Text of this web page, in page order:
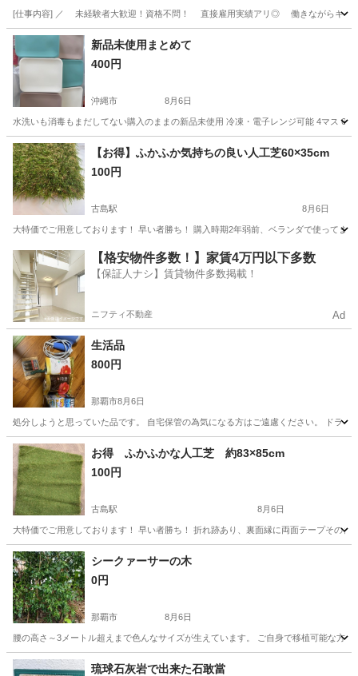
[仕事内容] ／ 未経験者大歓迎！資格不問！ 直接雇用実績アリ◎ 働きながらキャリ
沖縄 那覇市 工場
新品未使用まとめて
400円
沖縄市 8月6日
水洗いも消毒もまだしてない購入のままの新品未使用 冷凍・電子レンジ可能 4マス 6
沖縄 沖縄市 生活雑貨 新品
【お得】ふかふか気持ちの良い人工芝60×35cm
100円
古島駅 8月6日
大特価でご用意しております！ 早い者勝ち！ 購入時期2年弱前、ベランダで使ってま
沖縄 那覇市 古島駅 その他
【格安物件多数！】家賃4万円以下多数
【保証人ナシ】賃貸物件多数掲載！
ニフティ不動産 Ad
生活品
800円
那覇市8月6日
処分しようと思っていた品です。 自宅保管の為気になる方はご遠慮ください。
沖縄 那覇市 その他
お得 ふかふかな人工芝 約83×85cm
100円
古島駅 8月6日
大特価でご用意しております！ 早い者勝ち！ 折れ跡あり、裏面縁に両面テープその
沖縄 那覇市 古島駅 その他
シークァーサーの木
0円
那覇市 8月6日
腰の高さ～3メートル超えまで色んなサイズが生えています。 ご自身で移植可能な方
沖縄 那覇市 家庭用品
琉球石灰岩で出来た石敢當